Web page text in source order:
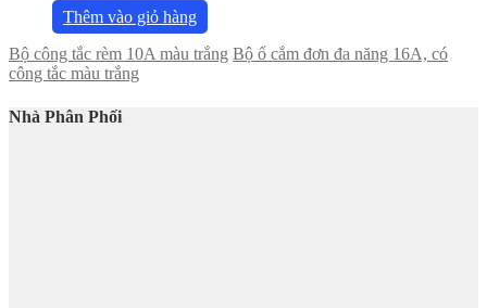
Thêm vào giỏ hàng
Bộ công tắc rèm 10A màu trắng Bộ ổ cắm đơn đa năng 16A, có
công tắc màu trắng
Nhà Phân Phối